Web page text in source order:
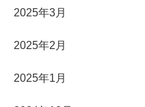
2025年3月
2025年2月
2025年1月